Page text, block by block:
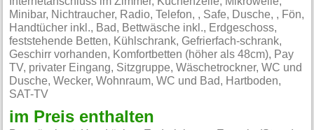
Minibar, Nichtraucher, Radio, Telefon, , Safe, Dusche, , Fön,
Handtücher inkl., Bad, Bettwäsche inkl., Erdgeschoss,
feststehende Betten, Kühlschrank, Gefrierfach-schrank,
Geschirr vorhanden, Komfortbetten (höher als 48cm), Pay
TV, privater Eingang, Sitzgruppe, Wäschetrockner, WC und
Dusche, Wecker, Wohnraum, WC und Bad, Hartboden,
SAT-TV
im Preis enthalten